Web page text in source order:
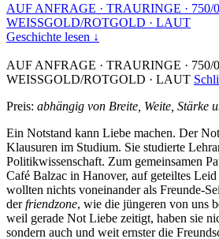
AUF ANFRAGE · TRAURINGE · 750/
WEISSGOLD/ROTGOLD · LAUT
Geschichte lesen ↓
AUF ANFRAGE · TRAURINGE · 750/
WEISSGOLD/ROTGOLD · LAUT
Preis: abhängig von Breite, Weite, Stärke
Ein Notstand kann Liebe machen. Der
Klausuren im Studium. Sie studierte
Politikwissenschaft. Zum gemeinsamen
Café Balzac in Hanover, auf geteiltes
wollten nichts voneinander als Freunde-
derfriendzone, wie die jüngeren von uns
weil gerade Not Liebe zeitigt, haben sie
sondern auch und weit ernster die